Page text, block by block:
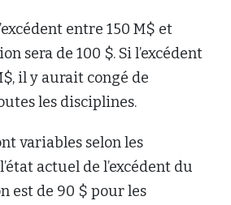
entre 150 M$ et
sera de 100 $. Si l’excédent
il y aurait congé de
les disciplines.
variables selon les
actuel de l’excédent du
est de 90 $ pour les